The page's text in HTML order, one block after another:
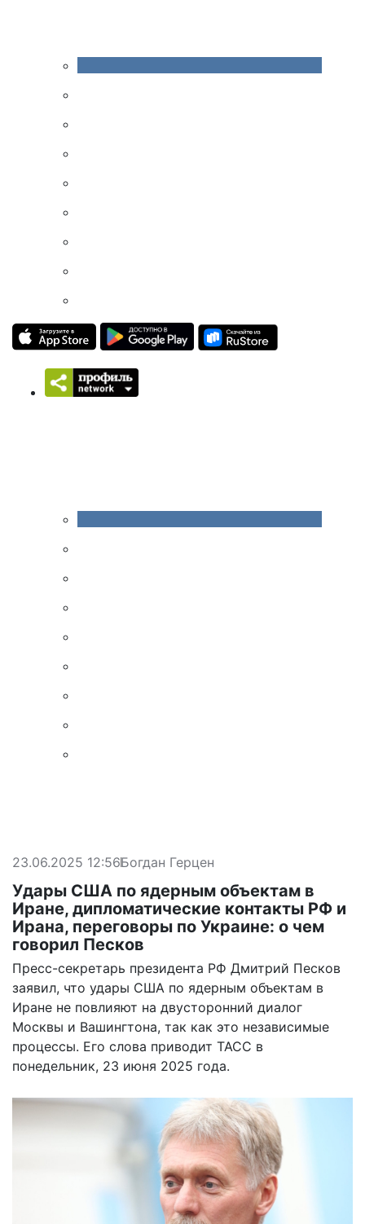
23.06.2025 12:56Богдан Герцен
Удары США по ядерным объектам в
Иране, дипломатические контакты РФ и
Ирана, переговоры по Украине: о чем
говорил Песков
Пресс-секретарь президента РФ Дмитрий Песков
заявил, что удары США по ядерным объектам в
Иране не повлияют на двусторонний диалог
Москвы и Вашингтона, так как это независимые
процессы. Его слова приводит ТАСС в
понедельник, 23 июня 2025 года.